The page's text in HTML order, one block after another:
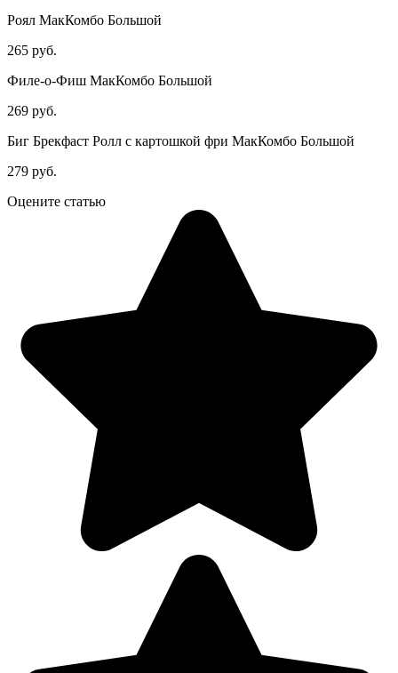
Роял МакКомбо Большой
265 руб.
Филе-о-Фиш МакКомбо Большой
269 руб.
Биг Брекфаст Ролл c картошкой фри МакКомбо Большой
279 руб.
Оцените статью